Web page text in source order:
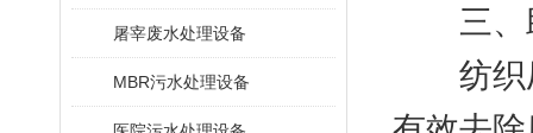
屠宰废水处理设备
MBR污水处理设备
三、助
纺织厂